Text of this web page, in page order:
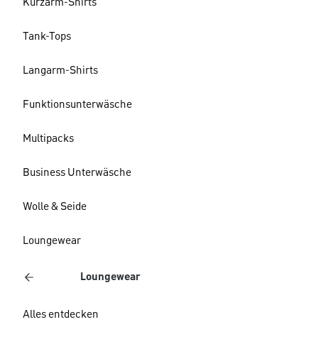
Kurzarm-Shirts
Tank-Tops
Langarm-Shirts
Funktionsunterwäsche
Multipacks
Business Unterwäsche
Wolle & Seide
Loungewear
Loungewear
Alles entdecken